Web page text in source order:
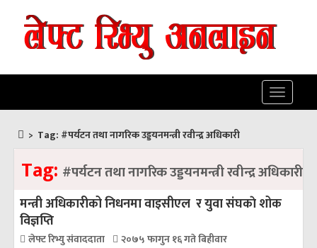
Toggle
> Tag: #पर्यटन तथा नागरिक उड्डयनमन्त्री रवीन्द्र अधिकारी
Tag: #पर्यटन तथा नागरिक उड्डयनमन्त्री रवीन्द्र अधिकारी
मन्त्री अधिकारीको निधनमा वाइसीएल र युवा संघकाे शोक
विज्ञप्ति
लेफ्ट रिभ्यु संवाददाता २०७५ फागुन १६ गते बिहीवार